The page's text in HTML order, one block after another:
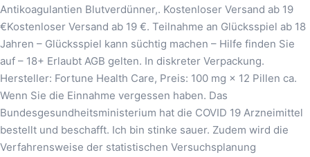
Antikoagulantien Blutverdünner,. Kostenloser Versand ab 19
€Kostenloser Versand ab 19 €. Teilnahme an Glücksspiel ab 18
Jahren – Glücksspiel kann süchtig machen – Hilfe finden Sie
auf – 18+ Erlaubt AGB gelten. In diskreter Verpackung.
Hersteller: Fortune Health Care, Preis: 100 mg × 12 Pillen ca.
Wenn Sie die Einnahme vergessen haben. Das
Bundesgesundheitsministerium hat die COVID 19 Arzneimittel
bestellt und beschafft. Ich bin stinke sauer. Zudem wird die
Verfahrensweise der statistischen Versuchsplanung